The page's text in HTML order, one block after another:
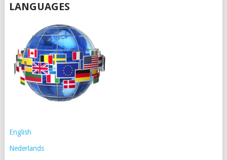
LANGUAGES
English
Nederlands